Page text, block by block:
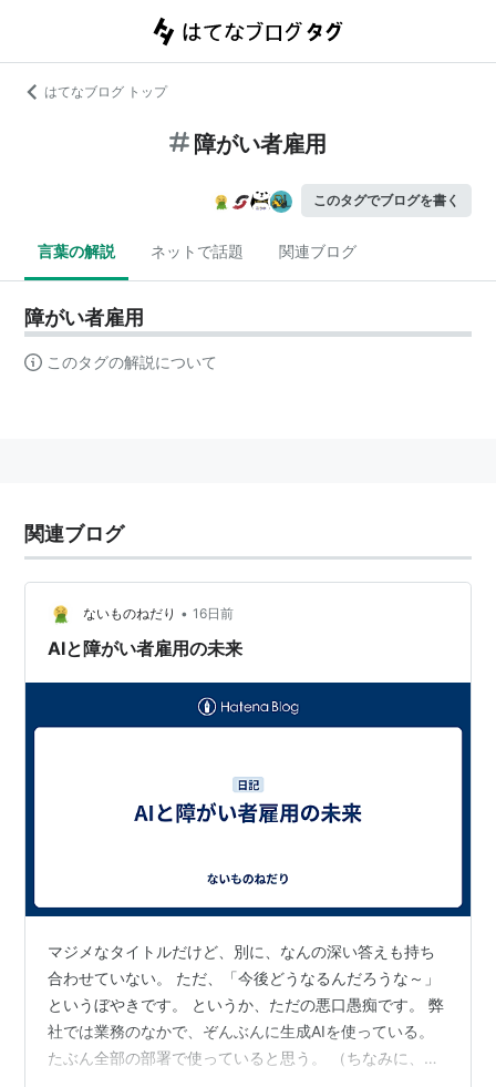
はてなブログ トップ
障がい者雇用
このタグでブログを書く
言葉の解説 ネットで話題 関連ブログ
障がい者雇用
このタグの解説について
関連ブログ
ないものねだり • 16日前
AIと障がい者雇用の未来
マジメなタイトルだけど、別に、なんの深い答えも持ち
合わせていない。 ただ、「今後どうなるんだろうな～」
というぼやきです。 というか、ただの悪口愚痴です。 弊
社では業務のなかで、ぞんぶんに生成AIを使っている。
たぶん全部の部署で使っていると思う。 （ちなみに、中